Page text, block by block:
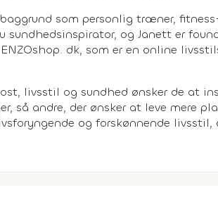
som personlig træner,
sundhedsinspirator, og Janett er
dk, som er en online
livsstil og sundhed ønsker de at
så andre, der ønsker at leve mere
og forskønnende livsstil,